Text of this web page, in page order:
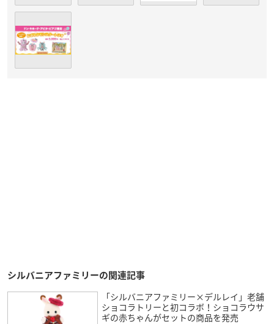
シルバニアファミリーの関連記事
「シルバニアファミリー×デルレイ」老舗
ショコラトリーと初コラボ！ショコラウサ
ギの赤ちゃんがセットの商品を発売